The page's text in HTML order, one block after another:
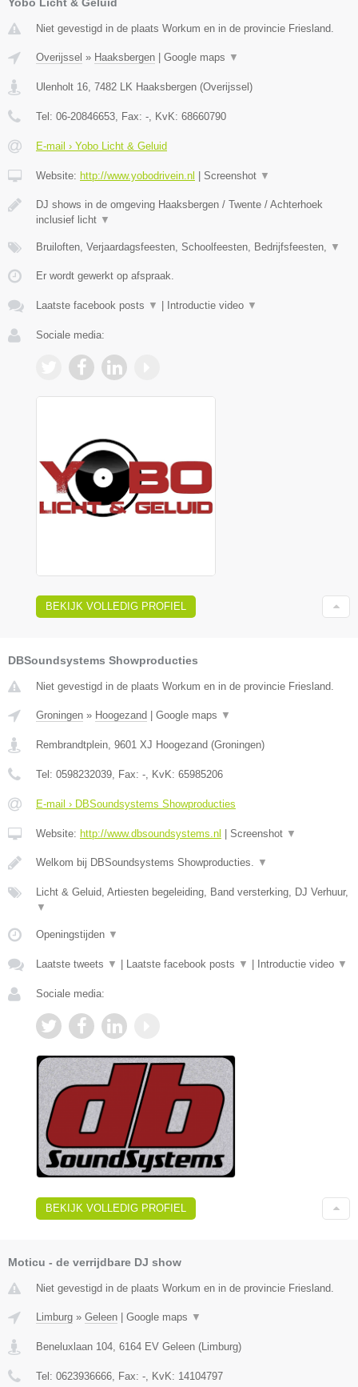
Niet gevestigd in de plaats Workum en in de provincie Friesland.
Overijssel » Haaksbergen Google maps ▼
Ulenholt 16, 7482 LK Haaksbergen (Overijssel )
Tel: 06-20846653, Fax: -, KvK: 68660790
E-mail › Yobo Licht & Geluid
Website: http://www.yobodrivein.nl Screenshot ▼
DJ shows in de omgeving Haaksbergen / Twente / Achterhoek
inclusief licht ▼
Bruiloften, Verjaardagsfeesten, Schoolfeesten, Bedrijfsfeesten, ▼
Er wordt gewerkt op afspraak.
Laatste facebook posts ▼ Introductie video ▼
Sociale media:
BEKIJK VOLLEDIG PROFIEL
DBSoundsystems Showproducties
Niet gevestigd in de plaats Workum en in de provincie Friesland.
Groningen » Hoogezand Google maps ▼
Rembrandtplein, 9601 XJ Hoogezand (Groningen)
Tel: 0598232039, Fax: -, KvK: 65985206
E-mail › DBSoundsystems Showproducties
Website: http://www.dbsoundsystems.nl Screenshot ▼
Welkom bij DBSoundsystems Showproducties. ▼
Licht & Geluid, Artiesten begeleiding, Band versterking, DJ Verhuur,
▼
Openingstijden ▼
Laatste tweets ▼ Laatste facebook posts ▼ Introductie video ▼
Sociale media:
BEKIJK VOLLEDIG PROFIEL
Moticu - de verrijdbare DJ show
Niet gevestigd in de plaats Workum en in de provincie Friesland.
Limburg » Geleen Google maps ▼
Beneluxlaan 104 6164 EV Geleen ( Limburg)
Tel: 0623936666 , Fax: - , KvK: 14104797